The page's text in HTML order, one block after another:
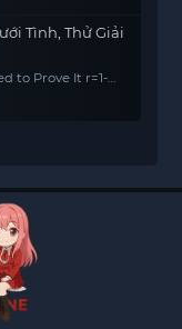
Tình, Thử Giải
to Prove It r=1-